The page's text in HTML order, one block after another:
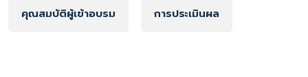
คุณสมบัติผู้เข้าอบรม การประเมินผล